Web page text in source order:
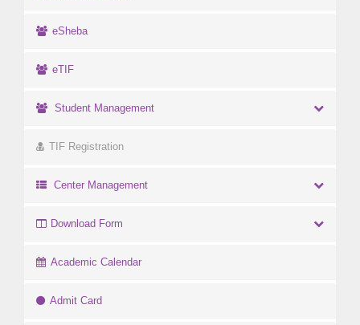
eSheba
eTIF
Student Management
TIF Registration
Center Management
Download Form
Academic Calendar
Admit Card